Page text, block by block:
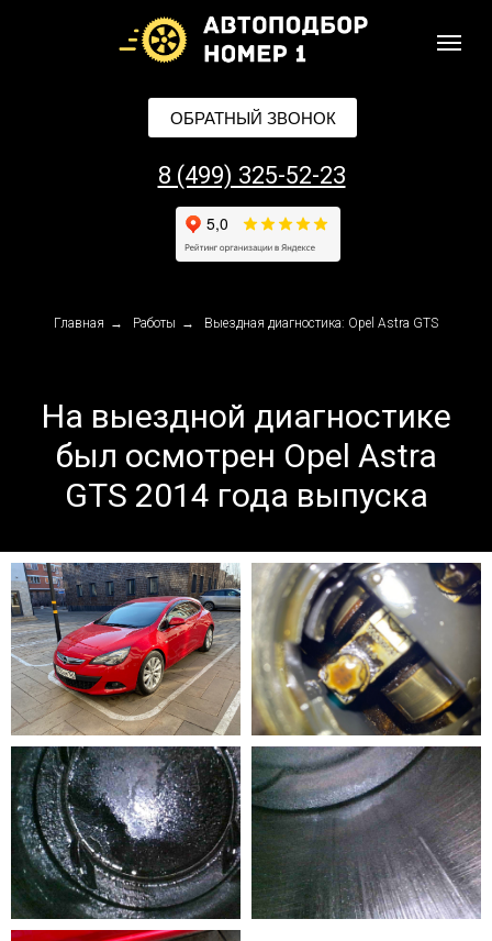
ОБРАТНЫЙ ЗВОНОК
8 (499) 325-52-23
Главная → Работы → Выездная диагностика: Opel Astra GTS
На выездной диагностике
был осмотрен Opel Astra
GTS 2014 года выпуска